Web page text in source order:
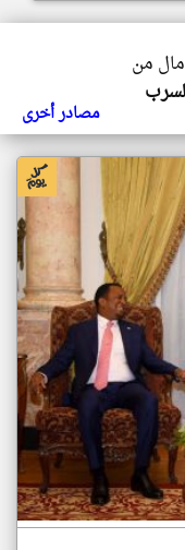
من
مصادر أخرى